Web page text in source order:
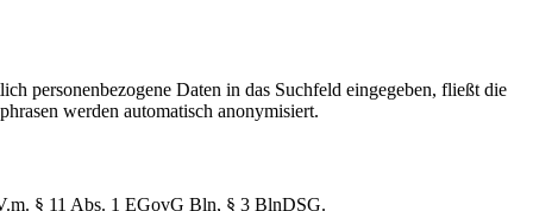
personenbezogene Daten in das Suchfeld eingegeben, fließt die
werden automatisch anonymisiert.
§ 11 Abs. 1 EGovG Bln, § 3 BlnDSG.